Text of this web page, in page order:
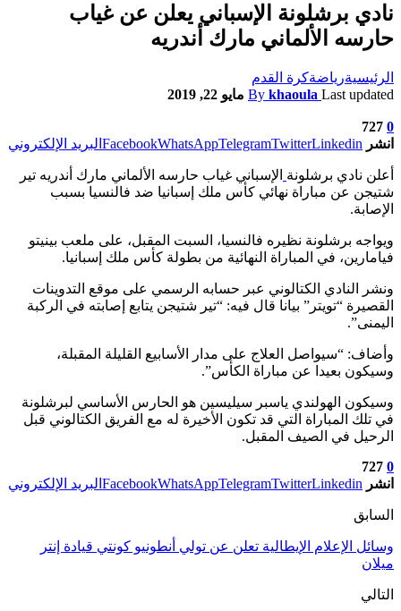
نادي برشلونة الإسباني يعلن عن غياب
حارسه الألماني مارك أندريه
الرئيسيةرياضةكرة القدم
By khaoula Last updated مايو 22, 2019
0
727
انشر
FacebookWhatsAppTelegramTwitterLinkedin البريد الإلكتروني
أعلن نادي برشلونة الإسباني غياب حارسه الألماني مارك أندريه تير
شتيجن عن مباراة نهائي كأس ملك إسبانيا ضد فالنسيا بسبب
الإصابة.
ويواجه برشلونة نظيره فالنسيا، السبت المقبل، على ملعب بينيتو
فيامارين، في المباراة النهائية من بطولة كأس ملك إسبانيا.
ونشر النادي الكتالوني عبر حسابه الرسمي على موقع التدوينات
القصيرة “تويتر” بيانا قال فيه: “تير شتيجن يتابع إصابته في الركبة
اليمنى”.
وأضاف: “سيواصل العلاج على مدار الأسابيع القليلة المقبلة،
وسيكون بعيدا عن مباراة الكأس”.
وسيكون الهولندي ياسبر سيليسين هو الحارس الأساسي لبرشلونة
في تلك المباراة التي قد تكون الأخيرة له مع الفريق الكتالوني قبل
الرحيل في الصيف المقبل.
0
727
انشر
FacebookWhatsAppTelegramTwitterLinkedin البريد الإلكتروني
السابق
وسائل الإعلام الإيطالية تعلن عن تولي أنطونيو كونتي قيادة إنتر
ميلان
التالي